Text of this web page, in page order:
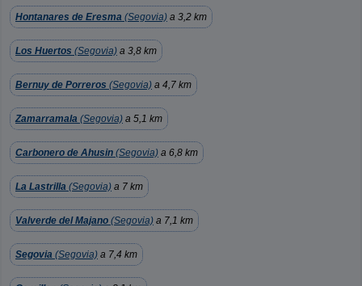
Hontanares de Eresma (Segovia) a 3,2 km
Los Huertos (Segovia) a 3,8 km
Bernuy de Porreros (Segovia) a 4,7 km
Zamarramala (Segovia) a 5,1 km
Carbonero de Ahusin (Segovia) a 6,8 km
La Lastrilla (Segovia) a 7 km
Valverde del Majano (Segovia) a 7,1 km
Segovia (Segovia) a 7,4 km